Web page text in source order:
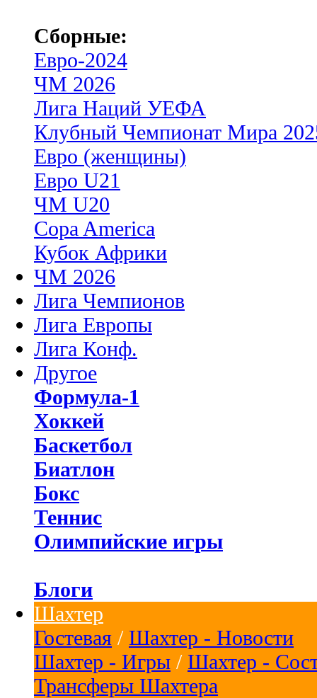
Сборные:
Евро-2024
ЧМ 2026
Лига Наций УЕФА
Клубный Чемпионат Мира
Евро (женщины)
Евро U21
ЧМ U20
Copa America
Кубок Африки
ЧМ 2026
Лига Чемпионов
Лига Европы
Лига Конф.
Другое
Формула-1
Хоккей
Баскетбол
Биатлон
Бокс
Теннис
Олимпийские игры
Блоги
Шахтер
Гостевая / Шахтер - Новости
Шахтер - Игры / Шахтер -
Трансферы Шахтера